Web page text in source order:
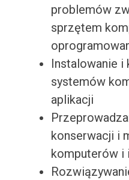
problemów
sprzętem
Instalowanie i
systemów
aplikacji
konserwacji i
komputerów i